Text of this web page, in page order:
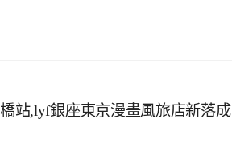
站,lyf銀座東京漫畫風旅店新落成